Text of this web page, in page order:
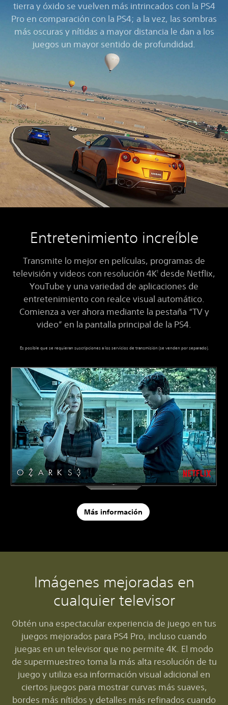
tierra y óxido se vuelven más intrincados con la PS4
Pro en comparación con la PS4; a la vez, las sombras
más oscuras y nítidas a mayor distancia le dan a los
juegos un mayor sentido de profundidad.
Entretenimiento increíble
Transmite lo mejor en películas, programas de
televisión y videos con resolución 4K1 desde Netflix,
YouTube y una variedad de aplicaciones de
entretenimiento con realce visual automático.
Comienza a ver ahora mediante la pestaña “TV y
video” en la pantalla principal de la PS4.
Es posible que se requieran suscripciones a los servicios de transmisión (se venden por separado).
Más información
Imágenes mejoradas en
cualquier televisor
Obtén una espectacular experiencia de juego en tus
juegos mejorados para PS4 Pro, incluso cuando
juegas en un televisor que no permite 4K. El modo
de supermuestreo toma la más alta resolución de tu
juego y utiliza esa información visual adicional en
ciertos juegos para mostrar curvas más suaves,
bordes más nítidos y detalles más refinados cuando